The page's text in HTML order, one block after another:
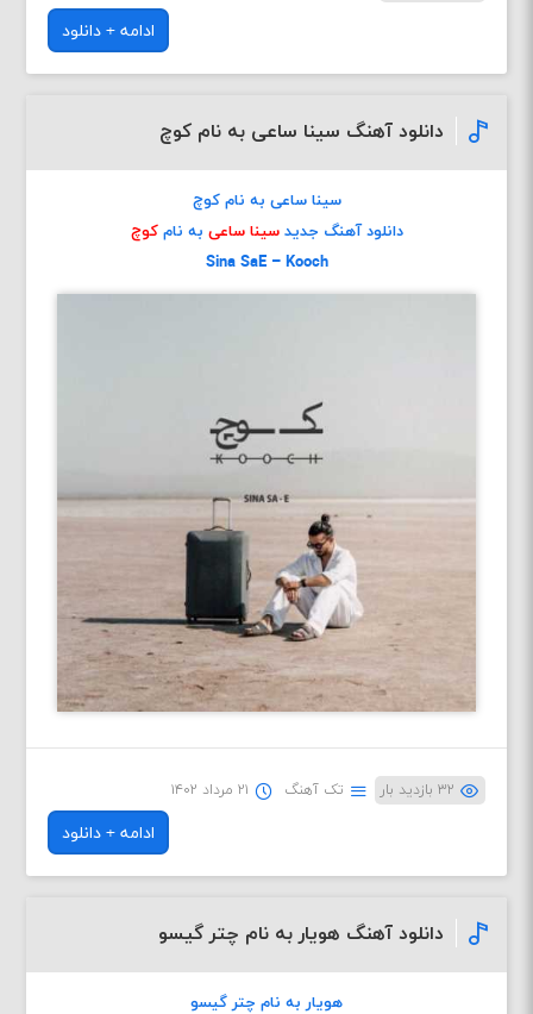
ادامه + دانلود
دانلود آهنگ سینا ساعی به نام کوچ
سینا ساعی به نام کوچ
دانلود آهنگ جدید سینا ساعی به نامکوچ
Sina SaE – Kooch
۳۲ بازدید بار تک آهنگ ۲۱ مرداد ۱۴۰۲
ادامه + دانلود
دانلود آهنگ هویار به نام چتر گیسو
هویار به نام چتر گیسو